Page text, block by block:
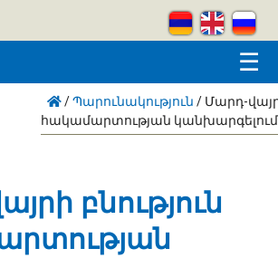
☰
/Պարունակություն / Մարդ-
հակամարտության կանխարգելում
բնություն